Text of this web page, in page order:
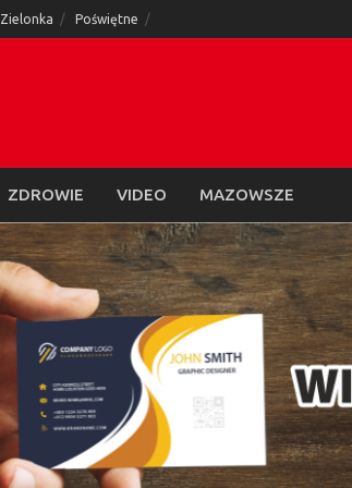
Zielonka Poświętne
ZDROWIE VIDEO MAZOWSZE